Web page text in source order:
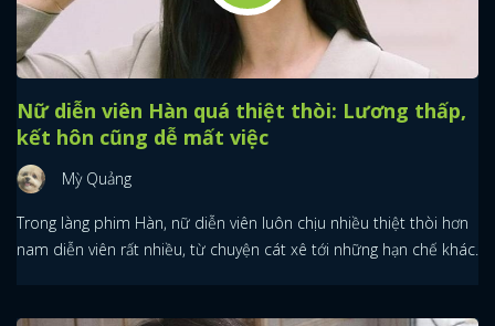
Nữ diễn viên Hàn quá thiệt thòi: Lương thấp,
kết hôn cũng dễ mất việc
Mỳ Quảng
Trong làng phim Hàn, nữ diễn viên luôn chịu nhiều thiệt thòi hơn
nam diễn viên rất nhiều, từ chuyện cát xê tới những hạn chế khác.